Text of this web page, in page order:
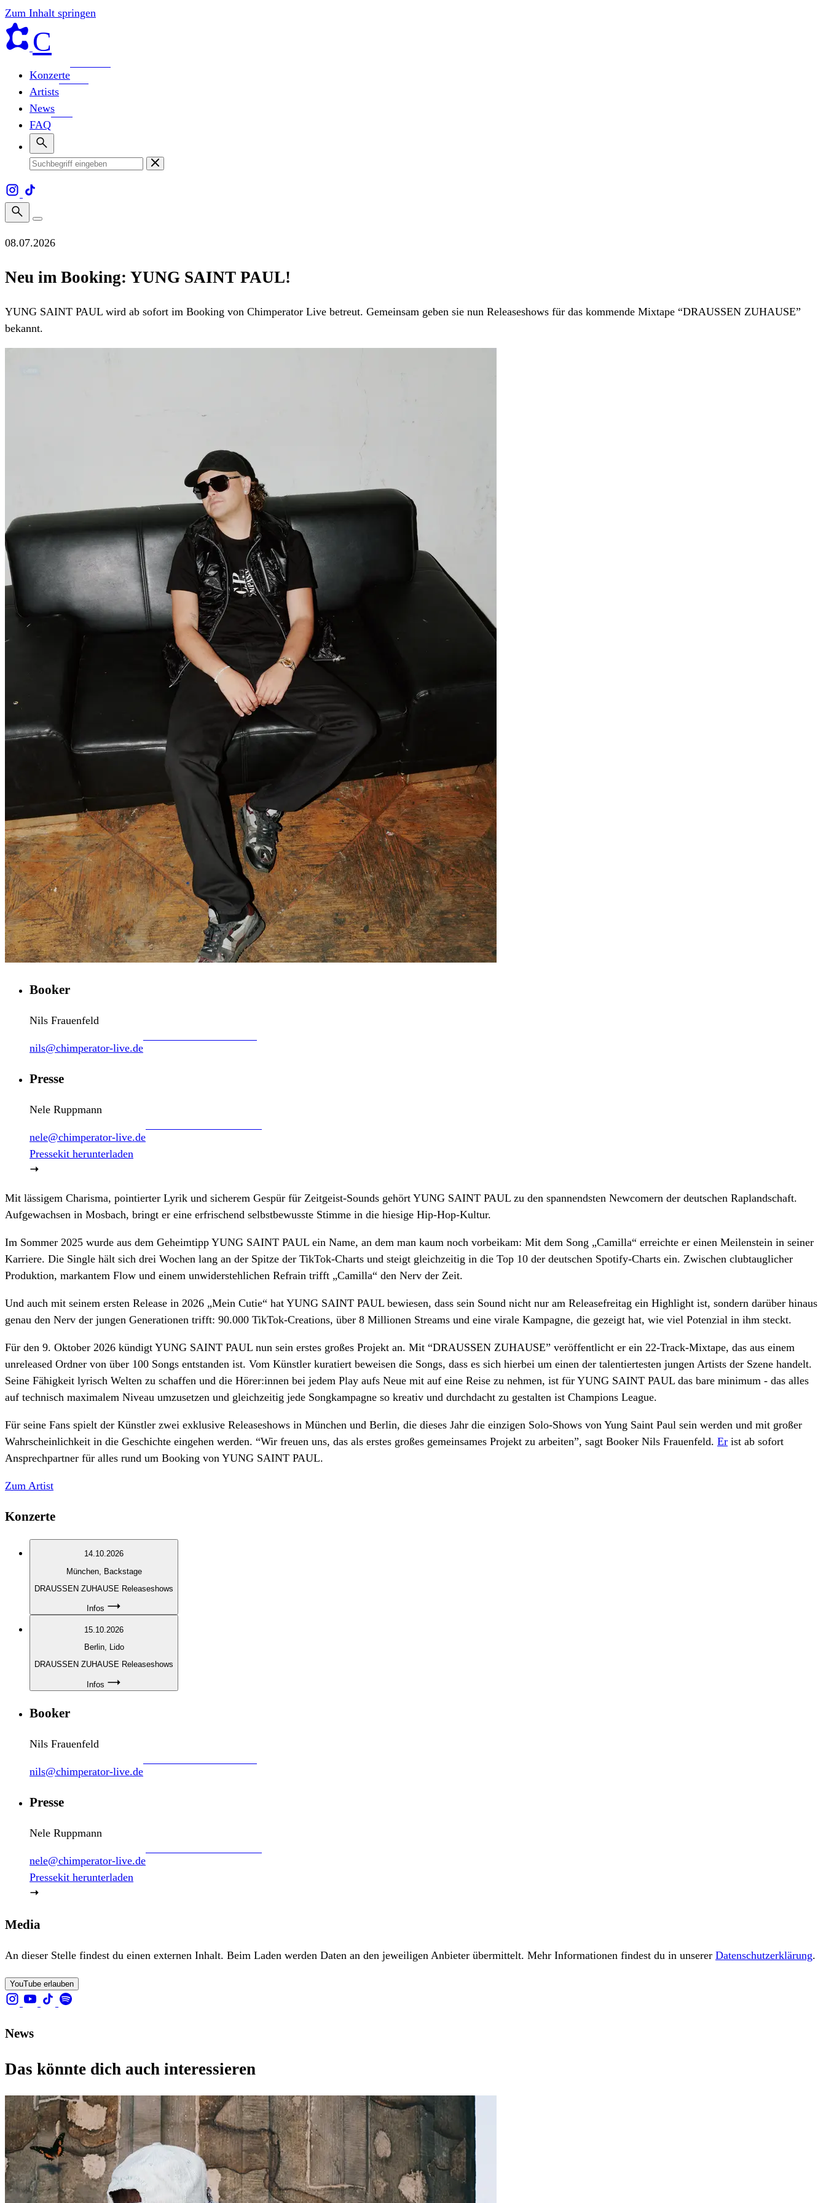
Zum Inhalt springen
C
Konzerte
Artists
News
FAQ
08.07.2026
Neu im Booking: YUNG SAINT PAUL!
YUNG SAINT PAUL wird ab sofort im Booking von Chimperator Live betreut. Gemeinsam geben sie nun Releaseshows für das kommende Mixtape “DRAUSSEN ZUHAUSE”
bekannt.
Booker
Nils Frauenfeld
nils@chimperator-live.de
Presse
Nele Ruppmann
nele@chimperator-live.de
Pressekit herunterladen
Mit lässigem Charisma, pointierter Lyrik und sicherem Gespür für Zeitgeist-Sounds gehört YUNG SAINT PAUL zu den spannendsten Newcomern der deutschen Raplandschaft.
Aufgewachsen in Mosbach, bringt er eine erfrischend selbstbewusste Stimme in die hiesige Hip-Hop-Kultur.
Im Sommer 2025 wurde aus dem Geheimtipp YUNG SAINT PAUL ein Name, an dem man kaum noch vorbeikam: Mit dem Song „Camilla“ erreichte er einen Meilenstein in seiner
Karriere. Die Single hält sich drei Wochen lang an der Spitze der TikTok-Charts und steigt gleichzeitig in die Top 10 der deutschen Spotify-Charts ein. Zwischen clubtauglicher
Produktion, markantem Flow und einem unwiderstehlichen Refrain trifft „Camilla“ den Nerv der Zeit.
Und auch mit seinem ersten Release in 2026 „Mein Cutie“ hat YUNG SAINT PAUL bewiesen, dass sein Sound nicht nur am Releasefreitag ein Highlight ist, sondern darüber hinaus
genau den Nerv der jungen Generationen trifft: 90.000 TikTok-Creations, über 8 Millionen Streams und eine virale Kampagne, die gezeigt hat, wie viel Potenzial in ihm steckt.
Für den 9. Oktober 2026 kündigt YUNG SAINT PAUL nun sein erstes großes Projekt an. Mit “DRAUSSEN ZUHAUSE” veröffentlicht er ein 22-Track-Mixtape, das aus einem
unreleased Ordner von über 100 Songs entstanden ist. Vom Künstler kuratiert beweisen die Songs, dass es sich hierbei um einen der talentiertesten jungen Artists der Szene handelt.
Seine Fähigkeit lyrisch Welten zu schaffen und die Hörer:innen bei jedem Play aufs Neue mit auf eine Reise zu nehmen, ist für YUNG SAINT PAUL das bare minimum - das alles
auf technisch maximalem Niveau umzusetzen und gleichzeitig jede Songkampagne so kreativ und durchdacht zu gestalten ist Champions League.
Für seine Fans spielt der Künstler zwei exklusive Releaseshows in München und Berlin, die dieses Jahr die einzigen Solo-Shows von Yung Saint Paul sein werden und mit großer
Wahrscheinlichkeit in die Geschichte eingehen werden. “Wir freuen uns, das als erstes großes gemeinsames Projekt zu arbeiten”, sagt Booker Nils Frauenfeld. Er ist ab sofort
Ansprechpartner für alles rund um Booking von YUNG SAINT PAUL.
Zum Artist
Konzerte
14.10.2026
München, Backstage
DRAUSSEN ZUHAUSE Releaseshows
Infos
15.10.2026
Berlin, Lido
DRAUSSEN ZUHAUSE Releaseshows
Infos
Booker
Nils Frauenfeld
nils@chimperator-live.de
Presse
Nele Ruppmann
nele@chimperator-live.de
Pressekit herunterladen
Media
An dieser Stelle findest du einen externen Inhalt. Beim Laden werden Daten an den jeweiligen Anbieter übermittelt. Mehr Informationen findest du in unserer Datenschutzerklärung.
YouTube erlauben
News
Das könnte dich auch interessieren